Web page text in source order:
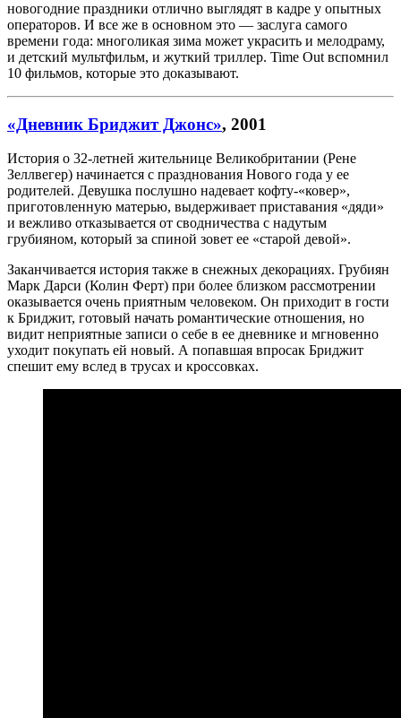
новогодние праздники отлично выглядят в кадре у опытных
операторов. И все же в основном это — заслуга самого
времени года: многоликая зима может украсить и мелодраму,
и детский мультфильм, и жуткий триллер. Time Out вспомнил
10 фильмов, которые это доказывают.
«Дневник Бриджит Джонс», 2001
История о 32-летней жительнице Великобритании (Рене
Зеллвегер) начинается с празднования Нового года у ее
родителей. Девушка послушно надевает кофту-«ковер»,
приготовленную матерью, выдерживает приставания «дяди»
и вежливо отказывается от сводничества с надутым
грубияном, который за спиной зовет ее «старой девой».
Заканчивается история также в снежных декорациях. Грубиян
Марк Дарси (Колин Ферт) при более близком рассмотрении
оказывается очень приятным человеком. Он приходит в гости
к Бриджит, готовый начать романтические отношения, но
видит неприятные записи о себе в ее дневнике и мгновенно
уходит покупать ей новый. А попавшая впросак Бриджит
спешит ему вслед в трусах и кроссовках.